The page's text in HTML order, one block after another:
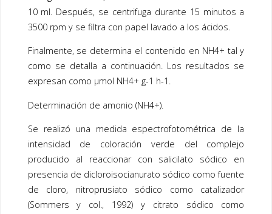
10 ml. Después, se centrifuga durante 15 minutos a
3500 rpm y se filtra con papel lavado a los ácidos.
Finalmente, se determina el contenido en NH4+ tal y
como se detalla a continuación. Los resultados se
expresan como µmol NH4+ g-1 h-1.
Determinación de amonio (NH4+).
Se realizó una medida espectrofotométrica de la
intensidad de coloración verde del complejo
producido al reaccionar con salicilato sódico en
presencia de dicloroisocianurato sódico como fuente
de cloro, nitroprusiato sódico como catalizador
(Sommers y col., 1992) y citrato sódico como